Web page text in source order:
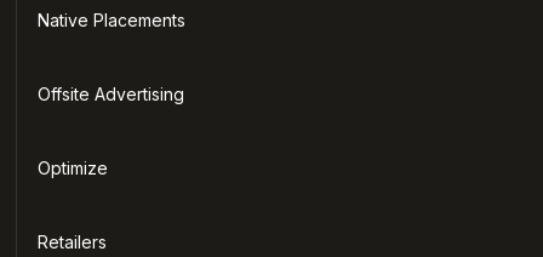
Native Placements
Offsite Advertising
Optimize
Retailers